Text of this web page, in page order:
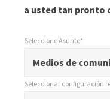
a usted tan pronto
"
Medios de
Seleccione Asunto*
Seleccionar configuración